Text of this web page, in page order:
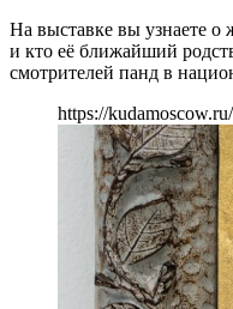
На выставке вы узнаете о
и кто её ближайший
смотрителей панд в
https://